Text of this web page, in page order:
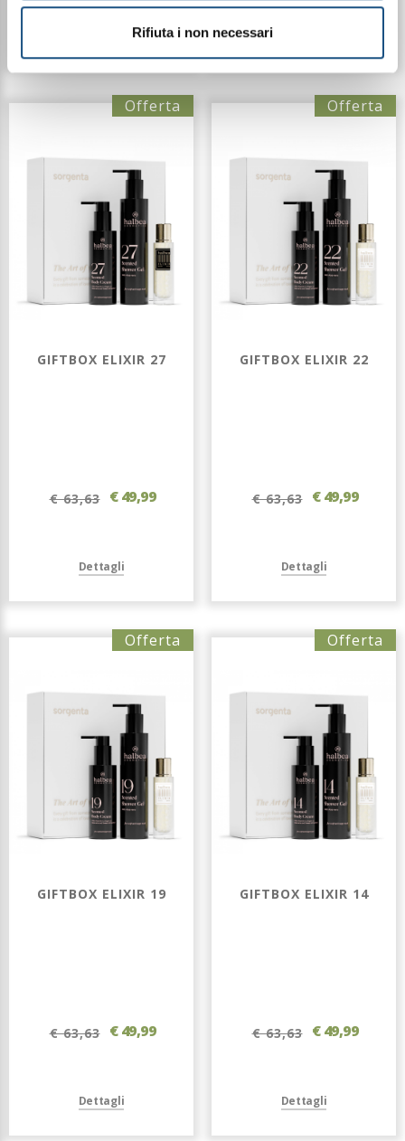
Rifiuta i non necessari
Offerta
GIFTBOX ELIXIR 27
€ 63,63 € 49,99
Dettagli
Offerta
GIFTBOX ELIXIR 22
€ 63,63 € 49,99
Dettagli
Offerta
GIFTBOX ELIXIR 19
€ 63,63 € 49,99
Dettagli
Offerta
GIFTBOX ELIXIR 14
€ 63,63 € 49,99
Dettagli